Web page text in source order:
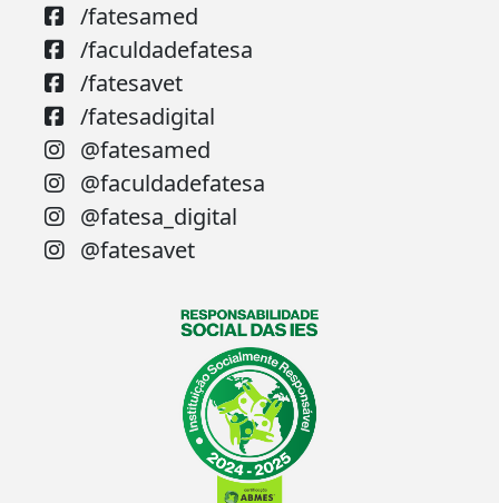
/fatesamed
/faculdadefatesa
/fatesavet
/fatesadigital
@fatesamed
@faculdadefatesa
@fatesa_digital
@fatesavet